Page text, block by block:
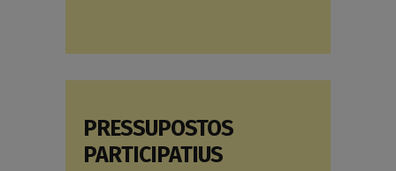
PRESSUPOSTOS
PARTICIPATIUS